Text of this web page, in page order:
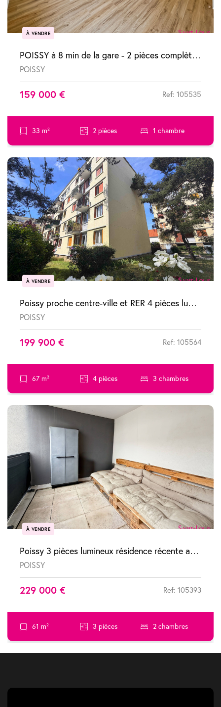
À VENDRE
POISSY à 8 min de la gare - 2 pièces complètement refait à neuf
POISSY
159 000 € Ref: 105535
33 m² 2 pièces 1 chambre
À VENDRE
Poissy proche centre-ville et RER 4 pièces lumineux avec balcon et pkg
POISSY
199 900 € Ref: 105564
67 m² 4 pièces 3 chambres
À VENDRE
Poissy 3 pièces lumineux résidence récente avec terrasse et parking
POISSY
229 000 € Ref: 105393
61 m² 3 pièces 2 chambres